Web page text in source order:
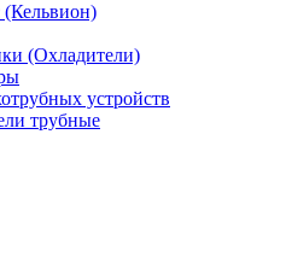
(Охладители)
устройств
трубные